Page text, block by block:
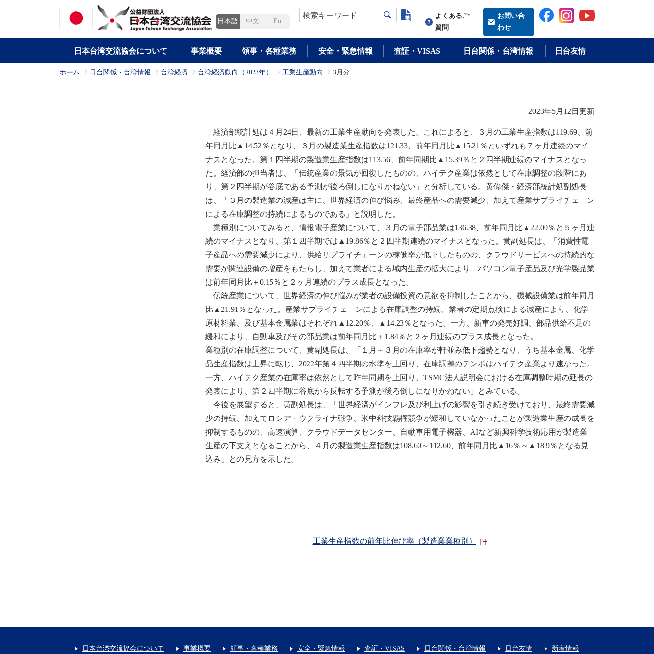
日本語 中文 En
検索キーワード よく検索される語
よくあるご
質問
お問い合
わせ
日本台湾交流協会について 事業概要 領事・各種業務 安全・緊急情報 査証・VISAS 日台関係・台湾情報 日台友情
ホーム >
日台関係・台湾情報 >
台湾経済 >
台湾経済動向（2023年） >
工業生産動向 >
3月分
2023年5月12日更新
経済部統計処は４月24日、最新の工業生産動向を発表した。これによると、３月の工業生産指数は119.69、前
年同月比▲14.52％となり、３月の製造業生産指数は121.33、前年同月比▲15.21％といずれも７ヶ月連続のマイ
ナスとなった。第１四半期の製造業生産指数は113.56、前年同期比▲15.39％と２四半期連続のマイナスとなっ
た。経済部の担当者は、「伝統産業の景気が回復したものの、ハイテク産業は依然として在庫調整の段階にあ
り、第２四半期が谷底である予測が後ろ倒しになりかねない」と分析している。黄偉傑・経済部統計処副処長
は、「３月の製造業の減産は主に、世界経済の伸び悩み、最終産品への需要減少、加えて産業サプライチェーン
による在庫調整の持続によるものである」と説明した。
業種別についてみると、情報電子産業について、３月の電子部品業は136.38、前年同月比▲22.00％と５ヶ月連
続のマイナスとなり、第１四半期では▲19.86％と２四半期連続のマイナスとなった。黄副処長は、「消費性電
子産品への需要減少により、供給サプライチェーンの稼働率が低下したものの、クラウドサービスへの持続的な
需要が関連設備の増産をもたらし、加えて業者による域内生産の拡大により、パソコン電子産品及び光学製品業
は前年同月比＋0.15％と２ヶ月連続のプラス成長となった。
伝統産業について、世界経済の伸び悩みが業者の設備投資の意欲を抑制したことから、機械設備業は前年同月
比▲21.91％となった。産業サプライチェーンによる在庫調整の持続、業者の定期点検による減産により、化学
原材料業、及び基本金属業はそれぞれ▲12.20％、▲14.23％となった。一方、新車の発売好調、部品供給不足の
緩和により、自動車及びその部品業は前年同月比＋1.84％と２ヶ月連続のプラス成長となった。
業種別の在庫調整について、黄副処長は、「１月～３月の在庫率が軒並み低下趨勢となり、うち基本金属、化学
品生産指数は上昇に転じ、2022年第４四半期の水準を上回り、在庫調整のテンポはハイテク産業より速かった。
一方、ハイテク産業の在庫率は依然として昨年同期を上回り、TSMC法人説明会における在庫調整時期の延長の
発表により、第２四半期に谷底から反転する予測が後ろ倒しになりかねない」とみている。
今後を展望すると、黄副処長は、「世界経済がインフレ及び利上げの影響を引き続き受けており、最終需要減
少の持続、加えてロシア・ウクライナ戦争、米中科技覇権競争が緩和していなかったことが製造業生産の成長を
抑制するものの、高速演算、クラウドデータセンター、自動車用電子機器、AIなど新興科学技術応用が製造業
生産の下支えとなることから、４月の製造業生産指数は108.60～112.60、前年同月比▲16％～▲18.9％となる見
込み」との見方を示した。
工業生産指数の前年比伸び率（製造業業種別）
日本台湾交流協会について 事業概要 領事・各種業務 安全・緊急情報 査証・VISAS 日台関係・台湾情報 日台友情 新着情報